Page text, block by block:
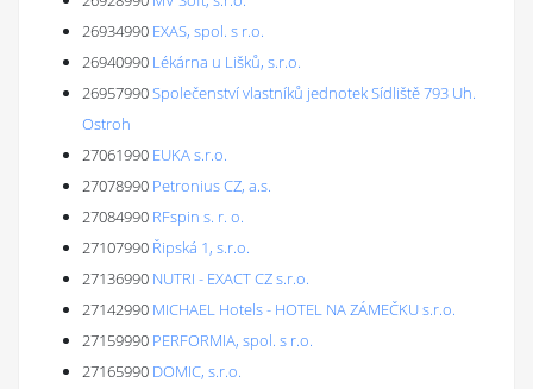
26934990 EXAS, spol. s r.o.
26940990 Lékárna u Lišků, s.r.o.
26957990Společenství vlastníků jednotek Sídliště 793 Uh.
Ostroh
27061990 EUKA s.r.o.
27078990 Petronius CZ, a.s.
27084990 RFspin s. r. o.
27107990 Řipská 1, s.r.o.
27136990 NUTRI - EXACT CZ s.r.o.
27142990 MICHAEL Hotels - HOTEL NA ZÁMEČKU s.r.o.
27159990 PERFORMIA, spol. s r.o.
27165990 DOMIC, s.r.o.